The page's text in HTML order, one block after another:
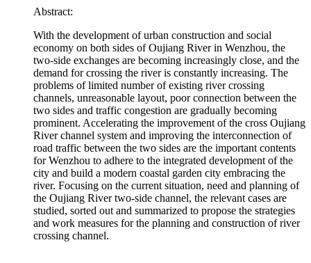
Abstract:
With the development of urban construction and social
economy on both sides of Oujiang River in Wenzhou, the
two-side exchanges are becoming increasingly close, and the
demand for crossing the river is constantly increasing. The
problems of limited number of existing river crossing
channels, unreasonable layout, poor connection between the
two sides and traffic congestion are gradually becoming
prominent. Accelerating the improvement of the cross Oujiang
River channel system and improving the interconnection of
road traffic between the two sides are the important contents
for Wenzhou to adhere to the integrated development of the
city and build a modern coastal garden city embracing the
river. Focusing on the current situation, need and planning of
the Oujiang River two-side channel, the relevant cases are
studied, sorted out and summarized to propose the strategies
and work measures for the planning and construction of river
crossing channel.